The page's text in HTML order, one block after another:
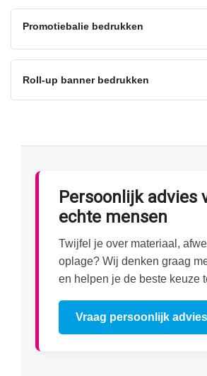
Promotiebalie bedrukken
Roll-up banner bedrukken
Persoonlijk advies
echte mensen
Twijfel je over materiaal,
oplage? Wij denken graag
en helpen je de beste keuze
Vraag persoonlijk advies